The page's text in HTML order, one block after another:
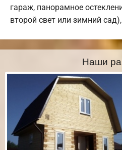
гараж, панорамное
второй свет или зимний
Наши